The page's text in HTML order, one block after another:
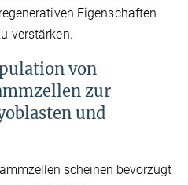
Eigenschaften
verstärken.
von
zur
und